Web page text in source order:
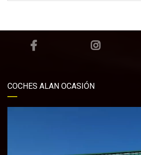
COCHES ALAN OCASIÓN